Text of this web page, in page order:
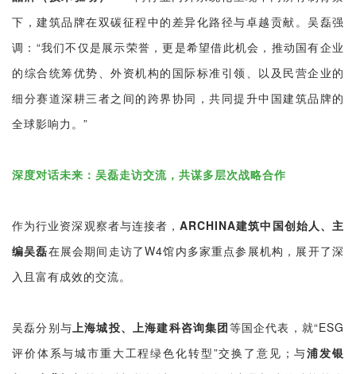
下，建筑品牌在双碳征程中的差异化路径与卓越贡献。吴磊强
调：“我们不仅是展示荣誉，更是希望借此机会，推动国有企业
的综合统筹优势、外资机构的国际标准引领、以及民营企业的
细分赛道深耕三者之间的跨界协同，共同提升中国建筑品牌的
全球影响力。”
深度对话未来：吴磊走访交流，共谋多层次战略合作
作为行业资深观察者与连接者，ARCHINA建筑中国创始人、主
编吴磊在展会期间走访了W4馆内多家重点参展机构，展开了深
入且富有成效的交流。
吴磊分别与上海城投、上海建科咨询集团等国企代表，就“ESG
评价体系与城市重大工程绿色化转型”交换了意见；与浦发银